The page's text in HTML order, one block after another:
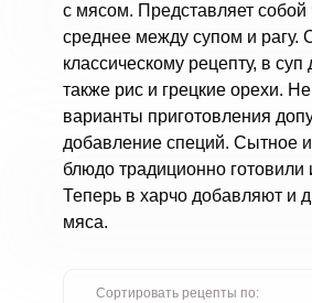
с мясом. Представляет собой
среднее между супом и рагу.
классическому рецепту, в
также рис и грецкие орехи.
варианты приготовления
добавление специй. Сытное
блюдо традиционно готовили
Теперь в харчо добавляют и
мяса.
Сортировать рецепты по: